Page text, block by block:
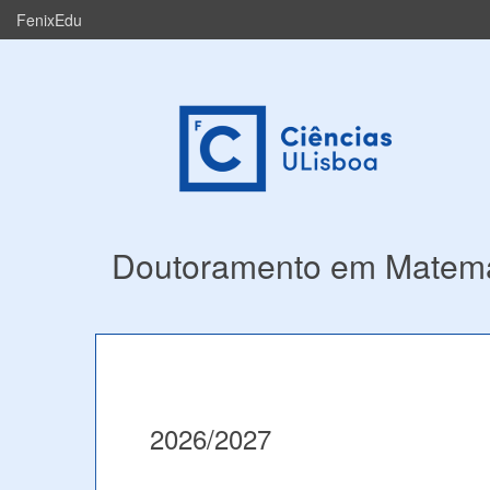
FenixEdu
Doutoramento em
2026/2027